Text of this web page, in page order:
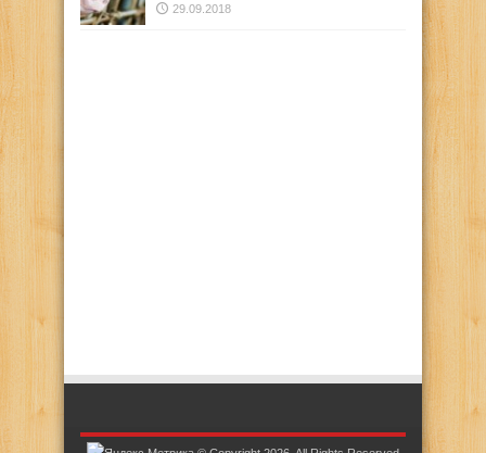
29.09.2018